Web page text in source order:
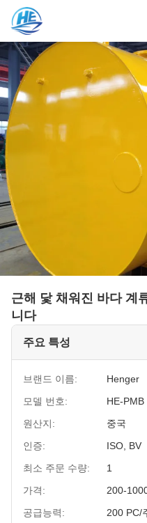
근해 닻 채워진 바다 계
니다
주요 특성
브랜드 이름:
Henger
모델 번호:
HE-PMB
원산지:
중국
인증:
ISO, BV
최소 주문 수량:
1
가격:
200-
공급능력:
200 PC/